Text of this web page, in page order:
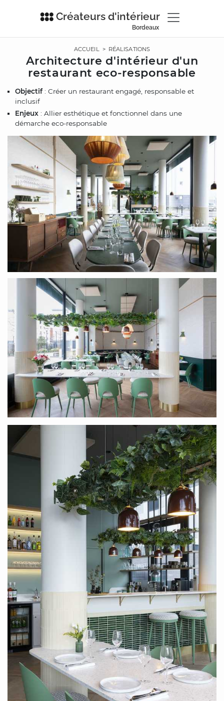
Créateurs d'intérieur
Bordeaux
ACCUEIL> RÉALISATIONS
Architecture d'intérieur d'un
restaurant eco-responsable
Objectif: Créer un restaurant engagé, responsable et
inclusif
Enjeux : Allier esthétique et fonctionnel dans une
démarche eco-responsable